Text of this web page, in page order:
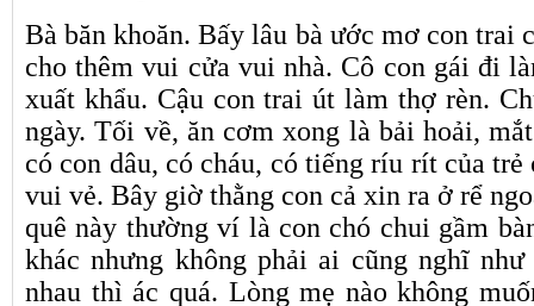
Bà băn khoăn. Bấy lâu bà ước mơ con trai
cho thêm vui cửa vui nhà. Cô con gái đi
xuất khẩu. Cậu con trai út làm thợ rèn.
ngày. Tối về, ăn cơm xong là bải hoải,
có con dâu, có cháu, có tiếng ríu rít của
vui vẻ. Bây giờ thằng con cả xin ra ở rể
quê này thường ví là con chó chui gầm
khác nhưng không phải ai cũng nghĩ
nhau thì ác quá. Lòng mẹ nào không